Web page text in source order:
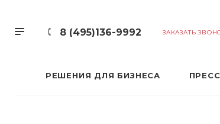
8 (495)136-9992 ЗАКАЗАТЬ
РЕШЕНИЯ ДЛЯ БИЗНЕСА